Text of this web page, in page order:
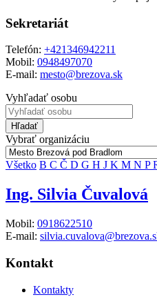
Sekretariát
Telefón: +421346942211
Mobil: 0948497070
E-mail: mesto@brezova.sk
Vyhľadať osobu
Hľadať
Vybrať organizáciu
Všetko B C Č D G H J K M N P
Ing. Silvia Čuvalová
Mobil: 0918622510
E-mail:
Kontakt
Kontakty